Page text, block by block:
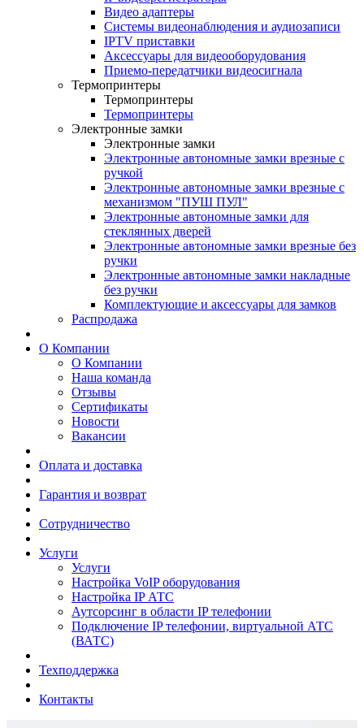
Видео адаптеры
Системы видеонаблюдения и аудиозаписи
IPTV приставки
Аксессуары для видеооборудования
Приемо-передатчики видеосигнала
Термопринтеры
Термопринтеры
Термопринтеры
Электронные замки
Электронные замки
Электронные автономные замки врезные с
ручкой
Электронные автономные замки врезные с
механизмом "ПУШ ПУЛ"
Электронные автономные замки для
стеклянных дверей
Электронные автономные замки врезные без
ручки
Электронные автономные замки накладные
без ручки
Комплектующие и аксессуары для замков
Распродажа
О Компании
О Компании
Наша команда
Отзывы
Сертификаты
Новости
Вакансии
Оплата и доставка
Гарантия и возврат
Сотрудничество
Услуги
Услуги
Настройка VoIP оборудования
Настройка IP АТС
Аутсорсинг в области IP телефонии
Подключение IP телефонии, виртуальной АТС
(ВАТС)
Техподдержка
Контакты